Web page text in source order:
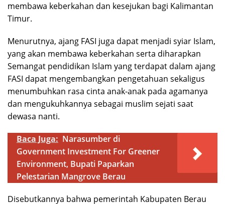
membawa keberkahan dan kesejukan bagi Kalimantan
Timur.
Menurutnya, ajang FASI juga dapat menjadi syiar Islam,
yang akan membawa keberkahan serta diharapkan
Semangat pendidikan Islam yang terdapat dalam ajang
FASI dapat mengembangkan pengetahuan sekaligus
menumbuhkan rasa cinta anak-anak pada agamanya
dan mengukuhkannya sebagai muslim sejati saat
dewasa nanti.
Baca Juga: Narasumber di
Government Investment For Greener
Environment, Bupati Paparkan
Pelestarian Mangrove Berau
Disebutkannya bahwa pemerintah Kabupaten Berau